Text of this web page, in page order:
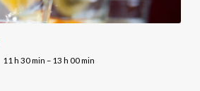
11 h 30 min – 13 h 00 min